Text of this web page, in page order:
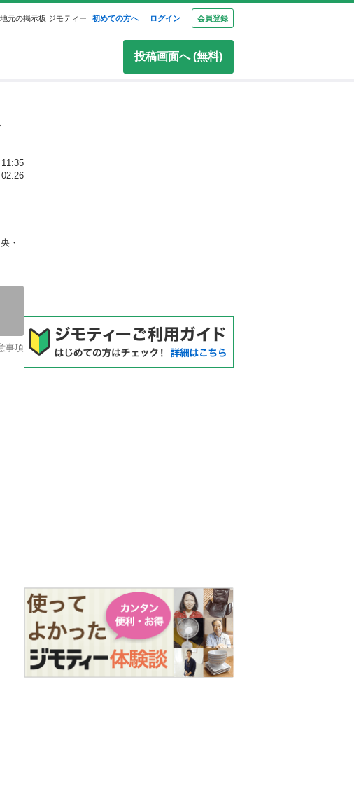
地元の掲示板 ジモティー 初めての方へ ログイン 会員登録
投稿画面へ (無料)
・
事項